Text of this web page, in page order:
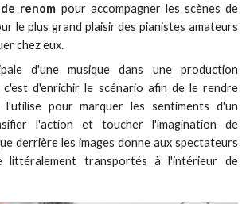
renom pour accompagner les scènes de
le plus grand plaisir des pianistes amateurs
chez eux.
d'une musique dans une production
c'est d'enrichir le scénario afin de le rendre
pour marquer les sentiments d'un
l'action et toucher l'imagination de
derrière les images donne aux spectateurs
littéralement transportés à l'intérieur de